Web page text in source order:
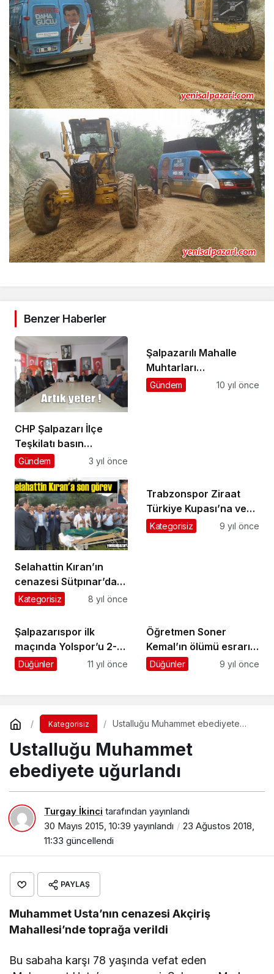
Benzer Haberler
CHP Şalpazarı İlçe
Teşkilatı basın
açıklaması yaptı:
Gündem 3 yıl önce
Şalpazarılı Mahalle
Muhtarları
Cumhurbaşkanlığı
Gündem 10 yıl önce
Selahattin Kıran’ın
cenazesi Sütpınar’da
toprağa verildi
Kategorisiz 8 yıl önce
Trabzonspor Ziraat
Türkiye Kupası’na veda
etti
Kategorisiz 9 yıl önce
Şalpazarıspor ilk
maçında Yolspor’u 2-1
yendi
Düğünler 11 yıl önce
Öğretmen Soner
Kemal’ın ölümü esrarını
koruyor
Düğünler 9 yıl önce
Kategorisiz
Ustalluğu Muhammet ebediyete
Ustalluğu Muhammet
ebediyete uğurlandı
Turgay İkinci tarafından yayınlandı
30 Mayıs 2015, 10:39 yayınlandı
23 Ağustos 2018,
11:33 güncellendi
PAYLAŞ
Muhammet Usta’nın cenazesi Akçiriş
Mahallesi’nde toprağa verildi
Bu sabaha karşı 78 yaşında vefat eden